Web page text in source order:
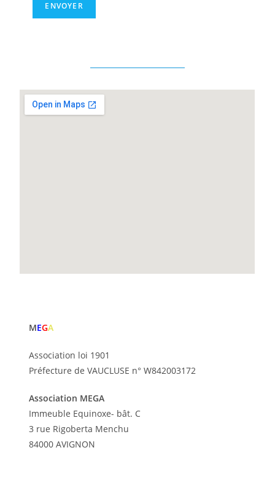
t
ENVOYER
MEGA
Association loi 1901
Préfecture de VAUCLUSE n° W842003172
Association MEGA
Immeuble Equinoxe- bât. C
3 rue Rigoberta Menchu
84000 AVIGNON